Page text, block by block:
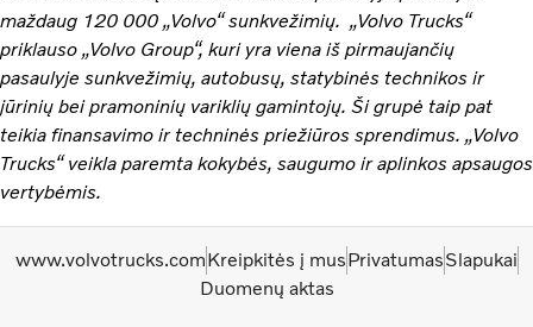
maždaug 120 000 „Volvo“ sunkvežimių. „Volvo Trucks“
priklauso „Volvo Group“, kuri yra viena iš pirmaujančių
pasaulyje sunkvežimių, autobusų, statybinės technikos ir
jūrinių bei pramoninių variklių gamintojų. Ši grupė taip pat
teikia finansavimo ir techninės priežiūros sprendimus. „Volvo
Trucks“ veikla paremta kokybės, saugumo ir aplinkos apsaugos
vertybėmis.
www.volvotrucks.comKreipkitės į musPrivatumasSlapukai
Duomenų aktas